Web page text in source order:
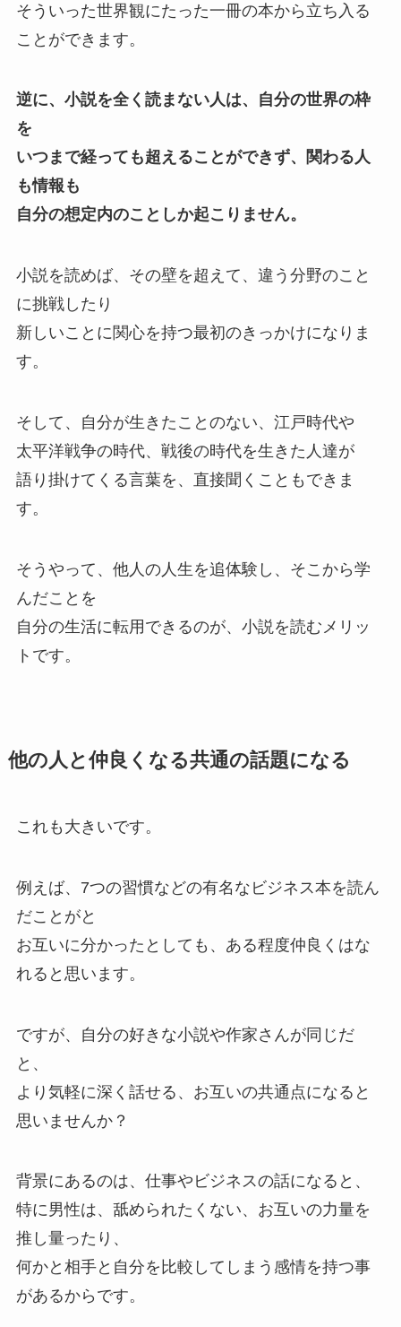
そういった世界観にたった一冊の本から立ち入る
ことができます。
逆に、小説を全く読まない人は、自分の世界の枠
を
いつまで経っても超えることができず、関わる人
も情報も
自分の想定内のことしか起こりません。
小説を読めば、その壁を超えて、違う分野のこと
に挑戦したり
新しいことに関心を持つ最初のきっかけになりま
す。
そして、自分が生きたことのない、江戸時代や
太平洋戦争の時代、戦後の時代を生きた人達が
語り掛けてくる言葉を、直接聞くこともできま
す。
そうやって、他人の人生を追体験し、そこから学
んだことを
自分の生活に転用できるのが、小説を読むメリッ
トです。
他の人と仲良くなる共通の話題になる
これも大きいです。
例えば、7つの習慣などの有名なビジネス本を読ん
だことがと
お互いに分かったとしても、ある程度仲良くはな
れると思います。
ですが、自分の好きな小説や作家さんが同じだ
と、
より気軽に深く話せる、お互いの共通点になると
思いませんか？
背景にあるのは、仕事やビジネスの話になると、
特に男性は、舐められたくない、お互いの力量を
推し量ったり、
何かと相手と自分を比較してしまう感情を持つ事
があるからです。